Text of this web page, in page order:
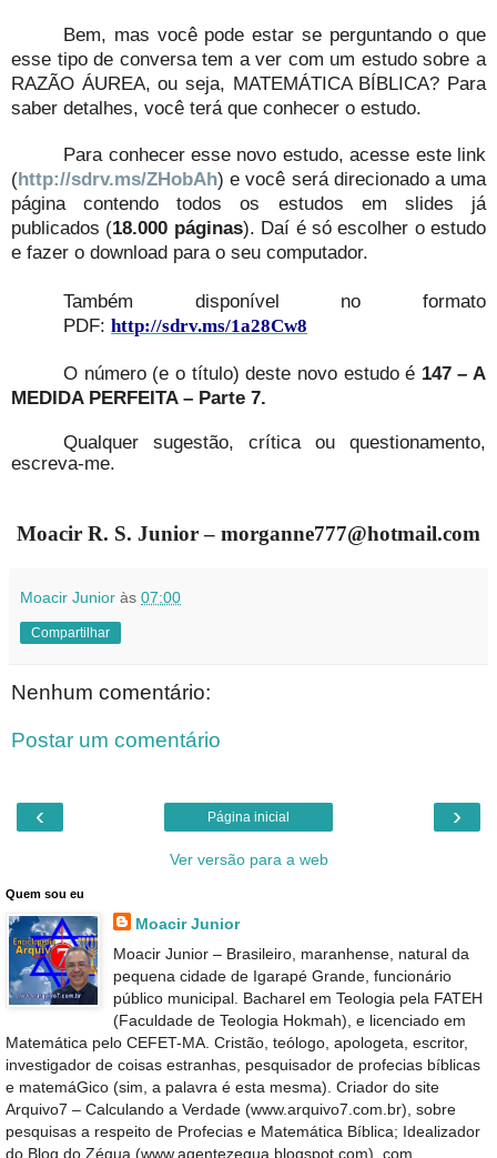
Bem, mas você pode estar se perguntando o que
esse tipo de conversa tem a ver com um estudo sobre a
RAZÃO ÁUREA, ou seja, MATEMÁTICA BÍBLICA? Para
saber detalhes, você terá que conhecer o estudo.
Para conhecer esse novo estudo, acesse este link
(http://sdrv.ms/ZHobAh) e você será direcionado a uma
página contendo todos os estudos em slides já
publicados (18.000 páginas). Daí é só escolher o estudo
e fazer o download para o seu computador.
Também disponível no formato
PDF: http://sdrv.ms/1a28Cw8
O número (e o título) deste novo estudo é 147 – A
MEDIDA PERFEITA – Parte 7.
Qualquer sugestão, crítica ou questionamento,
escreva-me.
Moacir R. S. Junior – morganne777@hotmail.com
Moacir Junior às 07:00
Compartilhar
Nenhum comentário:
Postar um comentário
‹ ›
Página inicial
Ver versão para a web
Quem sou eu
Moacir Junior
Moacir Junior – Brasileiro, maranhense, natural da
pequena cidade de Igarapé Grande, funcionário
público municipal. Bacharel em Teologia pela FATEH
(Faculdade de Teologia Hokmah), e licenciado em
Matemática pelo CEFET-MA. Cristão, teólogo, apologeta, escritor,
investigador de coisas estranhas, pesquisador de profecias bíblicas
e matemáGico (sim, a palavra é esta mesma). Criador do site
Arquivo7 – Calculando a Verdade (www.arquivo7.com.br), sobre
pesquisas a respeito de Profecias e Matemática Bíblica; Idealizador
do Blog do Zégua (www.agentezegua.blogspot.com), com